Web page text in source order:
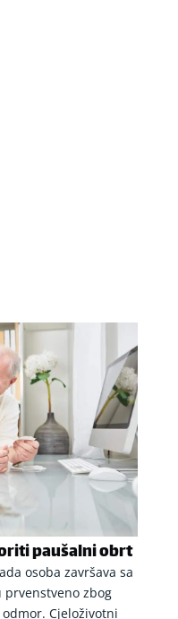
paušalni obrt
osoba završava sa
zbog
Cjeloživotni